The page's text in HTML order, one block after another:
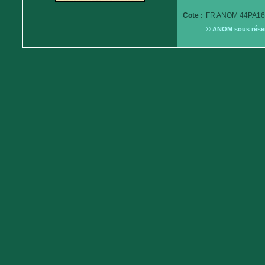
Cote : FR ANOM
© ANOM sous